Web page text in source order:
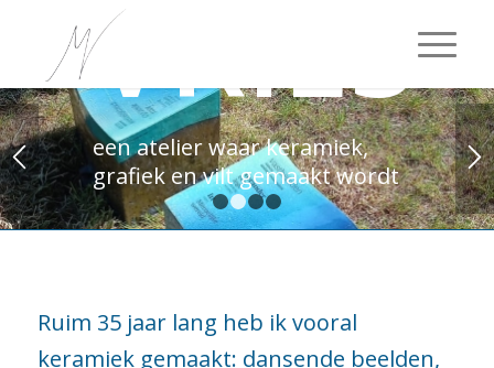
1 2 3 4
VRIES
een atelier waar keramiek,
grafiek en vilt gemaakt wordt
Ruim 35 jaar lang heb ik vooral
keramiek gemaakt: dansende beelden,